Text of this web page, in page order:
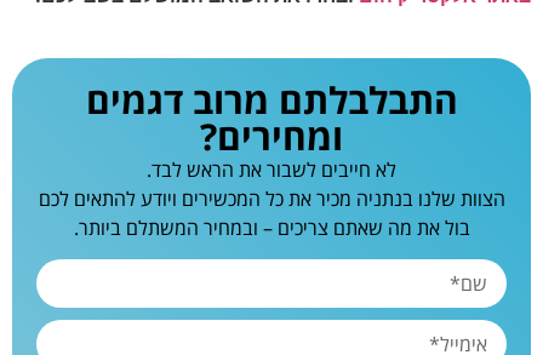
התבלבלתם מרוב דגמים
ומחירים?
לא חייבים לשבור את הראש לבד.
הצוות שלנו בנתניה מכיר את כל המכשירים ויודע להתאים לכם
בול את מה שאתם צריכים – ובמחיר המשתלם ביותר.